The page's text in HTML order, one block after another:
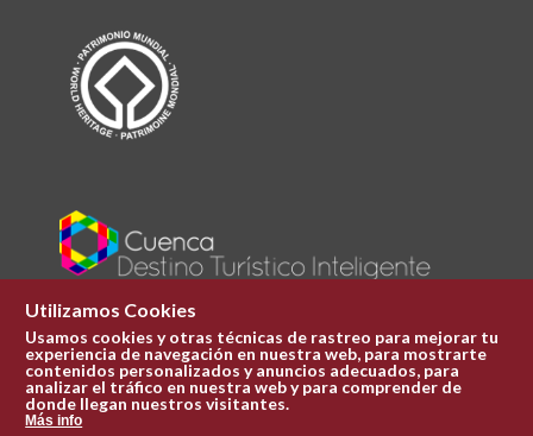
Plaza Mayor 1
969 241 051
ofi.turismo@cuenca.es
Utilizamos Cookies
Usamos cookies y otras técnicas de rastreo para mejorar tu
experiencia de navegación en nuestra web, para mostrarte
contenidos personalizados y anuncios adecuados, para
analizar el tráfico en nuestra web y para comprender de
donde llegan nuestros visitantes.
Más info